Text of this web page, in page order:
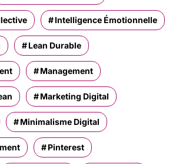
Intelligence Émotionnelle
Lean Durable
Management
Marketing Digital
Minimalisme Digital
Pinterest